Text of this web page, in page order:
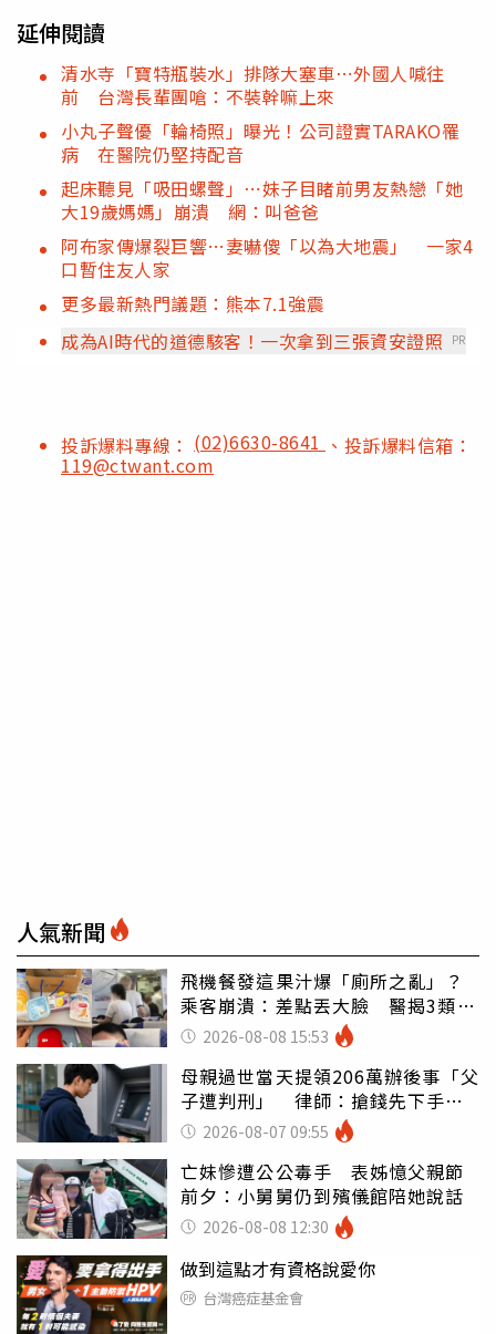
延伸閱讀
清水寺「寶特瓶裝水」排隊大塞車⋯外國人喊往
前 台灣長輩團嗆：不裝幹嘛上來
小丸子聲優「輪椅照」曝光！公司證實TARAKO罹
病 在醫院仍堅持配音
起床聽見「吸田螺聲」⋯妹子目睹前男友熱戀「她
大19歲媽媽」崩潰 網：叫爸爸
阿布家傳爆裂巨響…妻嚇傻「以為大地震」 一家4
口暫住友人家
更多最新熱門議題：熊本7.1強震
成為AI時代的道德駭客！一次拿到三張資安證照
PR
投訴爆料專線： (02)6630-8641 、投訴爆料信箱：
119@ctwant.com
人氣新聞
飛機餐發這果汁爆「廁所之亂」？
乘客崩潰：差點丟大臉 醫揭3類人
別亂喝
2026-08-08 15:53
母親過世當天提領206萬辦後事「父
子遭判刑」 律師：搶錢先下手是
罪 2026-08-07 09:55
亡妹慘遭公公毒手 表姊憶父親節
前夕：小舅舅仍到殯儀館陪她說話
2026-08-08 12:30
做到這點才有資格說愛你
台灣癌症基金會